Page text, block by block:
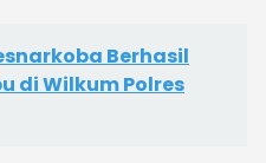
Berhasil
di Wilkum Polres